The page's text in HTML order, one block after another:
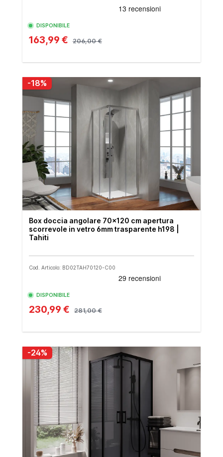
DISPONIBILE
163,99 € 206,00 €
-18%
Box doccia angolare 70x120 cm apertura
scorrevole in vetro 6mm trasparente h198 |
Tahiti
Cod. Articolo: BD02TAH70120-C00
DISPONIBILE
230,99 € 281,00 €
-24%